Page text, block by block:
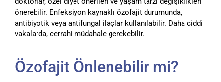
önerebilir. Enfeksiyon kaynaklı özofajit durumunda,
antibiyotik veya antifungal ilaçlar kullanılabilir. Daha ciddi
vakalarda, cerrahi müdahale gerekebilir.
Özofajit Önlenebilir mi?